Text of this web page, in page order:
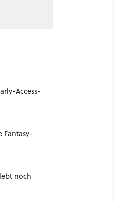
Access-
Fantasy-
noch